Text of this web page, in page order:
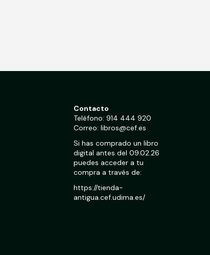
Contacto
Teléfono: 914 444 920
Correo: libros@cef.es
Si has comprado un libro
digital antes del 09.02.26
puedes acceder a tu
compra a través de:
https://tienda-
antigua.cef.udima.es/